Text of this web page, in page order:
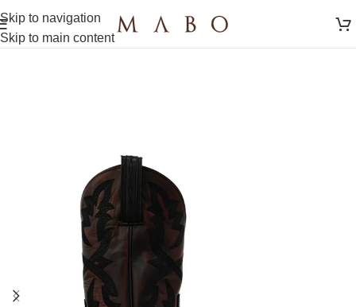
Skip to navigation
Skip to main content